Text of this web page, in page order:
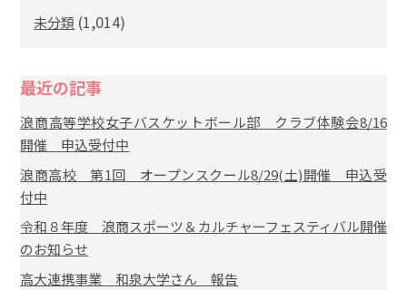
未分類 (1,014)
最近の記事
浪商高等学校女子バスケットボール部 クラブ体験会8/16
開催 申込受付中
浪商高校 第1回 オープンスクール8/29(土)開催 申込受
付中
令和８年度 浪商スポーツ＆カルチャーフェスティバル開催
のお知らせ
高大連携事業 和泉大学さん 報告